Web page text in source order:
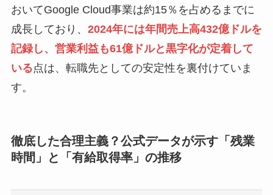
おいてGoogle Cloud事業は約15％を占めるまでに
成長しており、 2024年には年間売上高432億ドルを
記録し、営業利益も61億ドルと黒字化が定着して
いる点は、転職先としての安定性を裏付けていま
す。
徹底した合理主義？公式データが示す「残業
時間」と「有給取得率」の推移